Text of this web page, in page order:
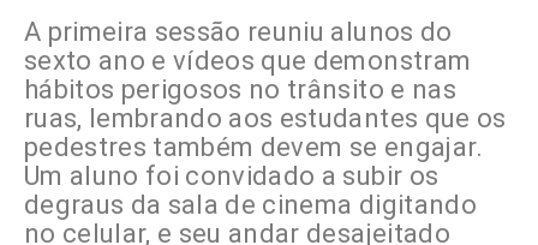
A primeira sessão reuniu alunos do
sexto ano e vídeos que demonstram
hábitos perigosos no trânsito e nas
ruas, lembrando aos estudantes que os
pedestres também devem se engajar.
Um aluno foi convidado a subir os
degraus da sala de cinema digitando
no celular, e seu andar desajeitado